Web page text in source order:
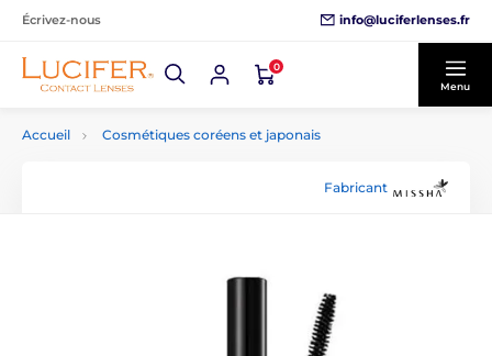
Écrivez-nous info@luciferlenses.fr
0
Menu
Accueil Cosmétiques coréens et japonais
Fabricant